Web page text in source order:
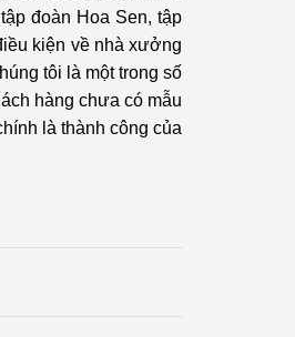
đoàn Hoa Sen, tập
kiện về nhà xưởng
tôi là một trong số
hàng chưa có mẫu
là thành công của